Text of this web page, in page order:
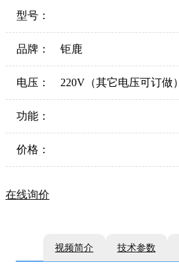
型号：
品牌： 钜鹿
电压： 220V（其它电压可订做）
功能：
价格：
在线询价
视频简介 技术参数